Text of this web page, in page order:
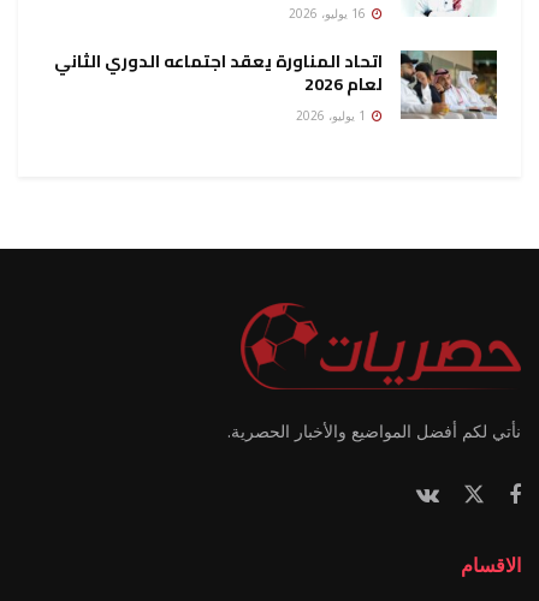
اتحاد المناورة يعقد اجتماعه الدوري الثاني
لعام 2026
نأتي لكم أفضل المواضيع والأخبار الحصرية.
الاقسام